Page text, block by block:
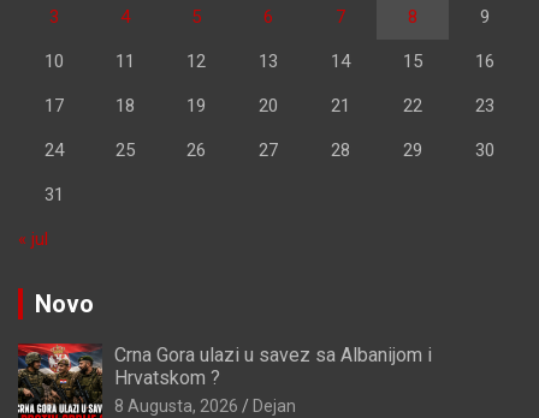
3 4 5 6 7 8 9
10 11 12 13 14 15 16
17 18 19 20 21 22 23
24 25 26 27 28 29 30
31
« jul
Novo
Crna Gora ulazi u savez sa Albanijom i
Hrvatskom ?
8 Augusta, 2026 Dejan